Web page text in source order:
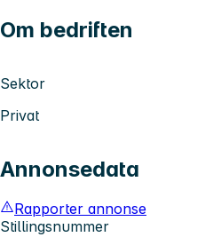
Om bedriften
Sektor
Privat
Annonsedata
Rapporter annonse
Stillingsnummer